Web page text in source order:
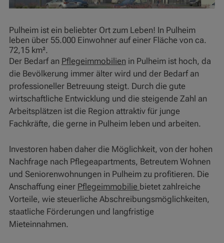
Pulheim ist ein beliebter Ort zum Leben! In Pulheim
leben über 55.000 Einwohner auf einer Fläche von ca.
72,15 km².
Der Bedarf an Pflegeimmobilien in Pulheim ist hoch, da
die Bevölkerung immer älter wird und der Bedarf an
professioneller Betreuung steigt. Durch die gute
wirtschaftliche Entwicklung und die steigende Zahl an
Arbeitsplätzen ist die Region attraktiv für junge
Fachkräfte, die gerne in Pulheim leben und arbeiten.
Investoren haben daher die Möglichkeit, von der hohen
Nachfrage nach Pflegeapartments, Betreutem Wohnen
und Seniorenwohnungen in Pulheim zu profitieren. Die
Anschaffung einer Pflegeimmobilie bietet zahlreiche
Vorteile, wie steuerliche Abschreibungsmöglichkeiten,
staatliche Förderungen und langfristige
Mieteinnahmen.